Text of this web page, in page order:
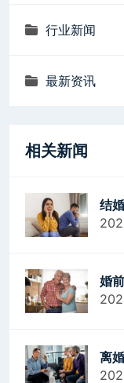
行业新闻
最新资讯
相关新闻
结
婚
离